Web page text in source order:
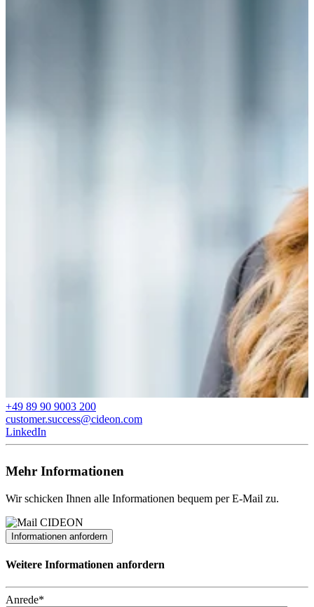
+49 89 90 9003 200
customer.success@cideon.com
LinkedIn
Mehr Informationen
Wir schicken Ihnen alle Informationen bequem per E-Mail zu.
Informationen anfordern
Weitere Informationen anfordern
Anrede*